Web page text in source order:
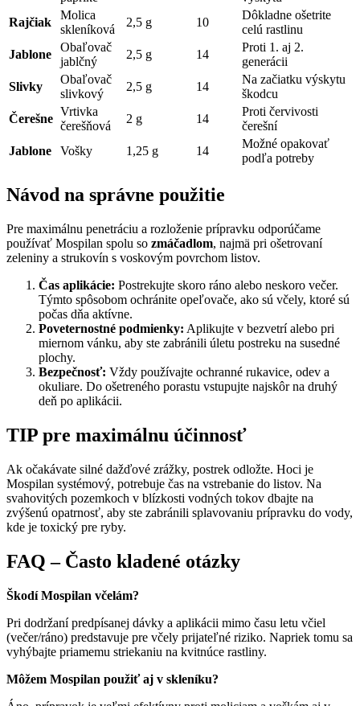
Rajčiak
Molica
skleníková
2,5 g 10
Dôkladne ošetrite
celú rastlinu
Jablone
Obaľovač
jablčný
2,5 g 14
Proti 1. aj 2.
generácii
Slivky
Obaľovač
slivkový
2,5 g 14
Na začiatku výskytu
škodcu
Čerešne
Vrtivka
čerešňová
2 g 14
Proti červivosti
čerešní
Jablone
Vošky 1,25 g 14
Možné opakovať
podľa potreby
Návod na správne použitie
Pre maximálnu penetráciu a rozloženie prípravku odporúčame
používať Mospilan spolu so zmáčadlom, najmä pri ošetrovaní
zeleniny a strukovín s voskovým povrchom listov.
Čas aplikácie: Postrekujte skoro ráno alebo neskoro večer.
Týmto spôsobom ochránite opeľovače, ako sú včely, ktoré sú
počas dňa aktívne.
Poveternostné podmienky: Aplikujte v bezvetrí alebo pri
miernom vánku, aby ste zabránili úletu postreku na susedné
plochy.
Bezpečnosť: Vždy používajte ochranné rukavice, odev a
okuliare. Do ošetreného porastu vstupujte najskôr na druhý
deň po aplikácii.
TIP pre maximálnu účinnosť
Ak očakávate silné dažďové zrážky, postrek odložte. Hoci je
Mospilan systémový, potrebuje čas na vstrebanie do listov. Na
svahovitých pozemkoch v blízkosti vodných tokov dbajte na
zvýšenú opatrnosť, aby ste zabránili splavovaniu prípravku do vody,
kde je toxický pre ryby.
FAQ – Často kladené otázky
Škodí Mospilan včelám?
Pri dodržaní predpísanej dávky a aplikácii mimo času letu včiel
(večer/ráno) predstavuje pre včely prijateľné riziko. Napriek tomu sa
vyhýbajte priamemu striekaniu na kvitnúce rastliny.
Môžem Mospilan použiť aj v skleníku?